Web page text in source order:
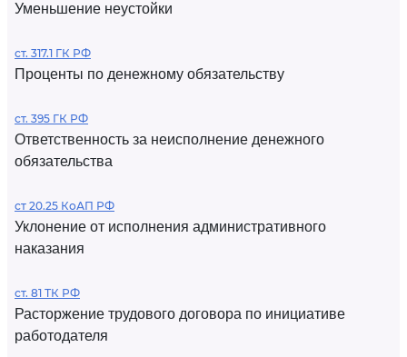
Уменьшение неустойки
ст. 317.1 ГК РФ
Проценты по денежному обязательству
ст. 395 ГК РФ
Ответственность за неисполнение денежного
обязательства
ст 20.25 КоАП РФ
Уклонение от исполнения административного
наказания
ст. 81 ТК РФ
Расторжение трудового договора по инициативе
работодателя